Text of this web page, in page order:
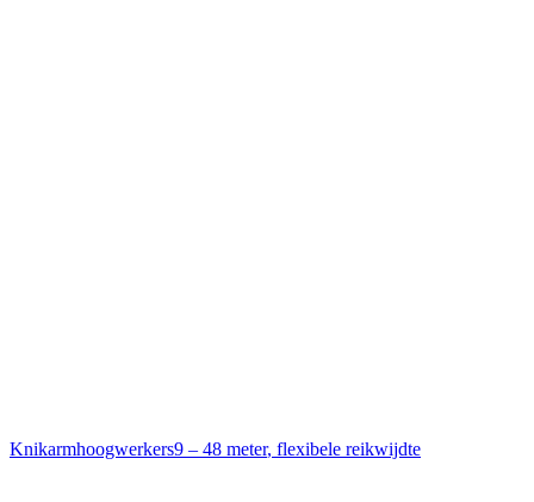
Knikarmhoogwerkers9 – 48 meter, flexibele reikwijdte